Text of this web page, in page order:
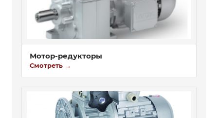
Мотор-редукторы
Смотреть →